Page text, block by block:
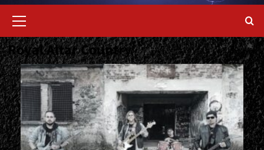
Menu
Royal Altar Country